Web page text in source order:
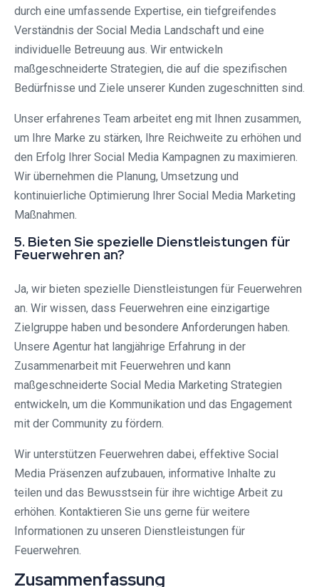
durch eine umfassende Expertise, ein tiefgreifendes
Verständnis der Social Media Landschaft und eine
individuelle Betreuung aus. Wir entwickeln
maßgeschneiderte Strategien, die auf die spezifischen
Bedürfnisse und Ziele unserer Kunden zugeschnitten sind.
Unser erfahrenes Team arbeitet eng mit Ihnen zusammen,
um Ihre Marke zu stärken, Ihre Reichweite zu erhöhen und
den Erfolg Ihrer Social Media Kampagnen zu maximieren.
Wir übernehmen die Planung, Umsetzung und
kontinuierliche Optimierung Ihrer Social Media Marketing
Maßnahmen.
5. Bieten Sie spezielle Dienstleistungen für
Feuerwehren an?
Ja, wir bieten spezielle Dienstleistungen für Feuerwehren
an. Wir wissen, dass Feuerwehren eine einzigartige
Zielgruppe haben und besondere Anforderungen haben.
Unsere Agentur hat langjährige Erfahrung in der
Zusammenarbeit mit Feuerwehren und kann
maßgeschneiderte Social Media Marketing Strategien
entwickeln, um die Kommunikation und das Engagement
mit der Community zu fördern.
Wir unterstützen Feuerwehren dabei, effektive Social
Media Präsenzen aufzubauen, informative Inhalte zu
teilen und das Bewusstsein für ihre wichtige Arbeit zu
erhöhen. Kontaktieren Sie uns gerne für weitere
Informationen zu unseren Dienstleistungen für
Feuerwehren.
Zusammenfassung